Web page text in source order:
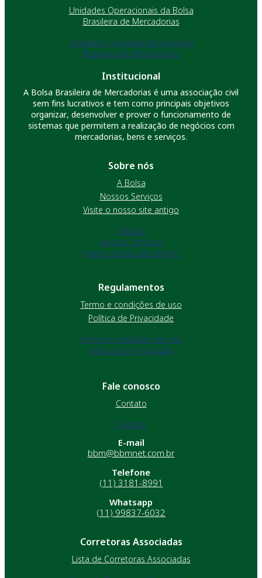
Unidades Operacionais da Bolsa
Brasileira de Mercadorias
Unidades Operacionais da Bolsa
Brasileira de Mercadorias
Institucional
A Bolsa Brasileira de Mercadorias é uma associação civil
sem fins lucrativos e tem como principais objetivos
organizar, desenvolver e prover o funcionamento de
sistemas que permitem a realização de negócios com
mercadorias, bens e serviços.
Sobre nós
A Bolsa
Nossos Serviços
Visite o nosso site antigo
A Bolsa
Nossos Serviços
Visite o nosso site antigo
Regulamentos
Termo e condições de uso
Política de Privacidade
Termo e condições de uso
Política de Privacidade
Fale conosco
Contato
Contato
E-mail
bbm@bbmnet.com.br
Telefone
(11) 3181-8991
Whatsapp
(11) 99837-6032
Corretoras Associadas
Lista de Corretoras Associadas